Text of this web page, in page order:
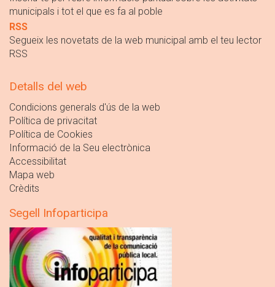
municipals i tot el que es fa al poble
RSS
Segueix les novetats de la web municipal amb el teu lector
RSS
Detalls del web
Condicions generals d'ús de la web
Política de privacitat
Política de Cookies
Informació de la Seu electrònica
Accessibilitat
Mapa web
Crèdits
Segell Infoparticipa